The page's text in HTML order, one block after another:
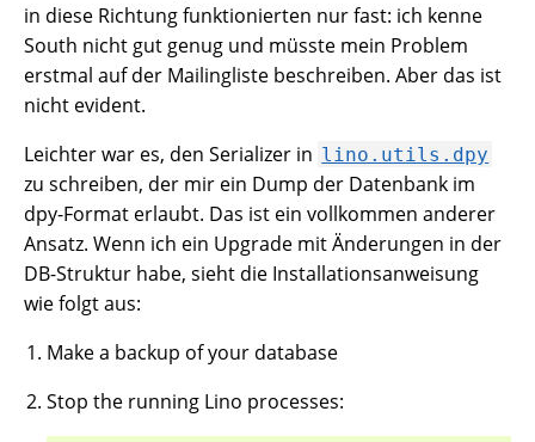
in diese Richtung funktionierten nur fast: ich kenne
South nicht gut genug und müsste mein Problem
erstmal auf der Mailingliste beschreiben. Aber das ist
nicht evident.
Leichter war es, den Serializer in lino.utils.dpy
zu schreiben, der mir ein Dump der Datenbank im
dpy-Format erlaubt. Das ist ein vollkommen anderer
Ansatz. Wenn ich ein Upgrade mit Änderungen in der
DB-Struktur habe, sieht die Installationsanweisung
wie folgt aus:
Make a backup of your database
Stop the running Lino processes: